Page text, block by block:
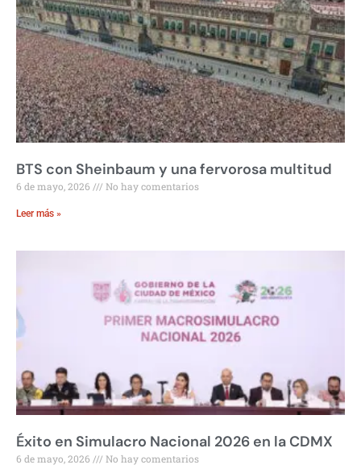
BTS con Sheinbaum y una fervorosa multitud
6 de mayo, 2026 No hay comentarios
Leer más »
Éxito en Simulacro Nacional 2026 en la CDMX
6 de mayo, 2026 No hay comentarios